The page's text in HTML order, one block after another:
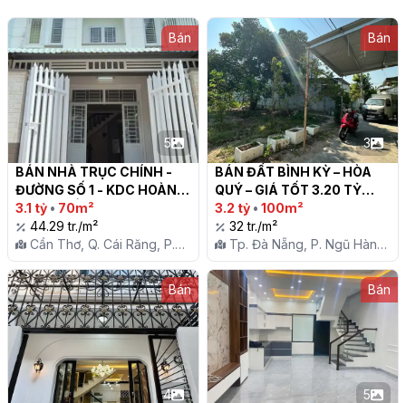
Bán
5
BÁN NHÀ TRỤC CHÍNH -
ĐƯỜNG SỐ 1 - KDC HOÀNG
QUÂN, CẦN THƠ
3.1 tỷ • 70m²
44.29 tr./m²
Cần Thơ, Q. Cái Răng, P.
Thường Thạnh
Bán
3
BÁN ĐẤT BÌNH KỲ – HÒA
QUÝ – GIÁ TỐT 3.20 TỶ
3.2 tỷ • 100m²
32 tr./m²
Tp. Đà Nẵng, P. Ngũ Hành
Sơn
Bán
4
Bán
5